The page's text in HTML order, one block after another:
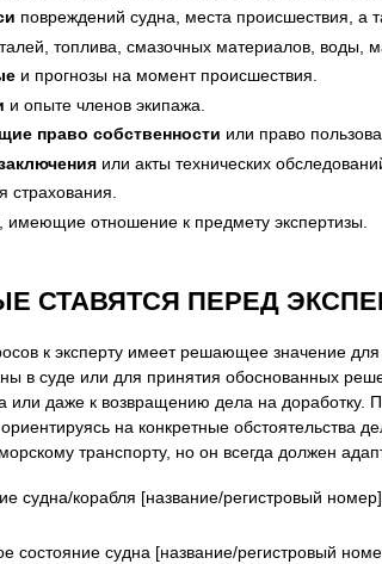
повреждений судна, места происшествия, а
топлива, смазочных материалов, воды,
и прогнозы на момент происшествия.
и опыте членов экипажа.
право собственности или право
или акты технических
страхования.
, имеющие отношение к предмету экспертизы.
СТАВЯТСЯ ПЕРЕД
к эксперту имеет решающее значение
в суде или для принятия обоснованных
или даже к возвращению дела на
на конкретные обстоятельства
транспорту, но он всегда должен
судна/корабля [название/регистровый
состояние судна [название/регистровый